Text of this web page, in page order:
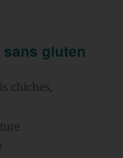
gluten
chiches,